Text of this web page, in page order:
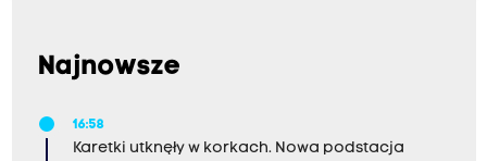
Najnowsze
16:58
Karetki utknęły w korkach. Nowa podstacja